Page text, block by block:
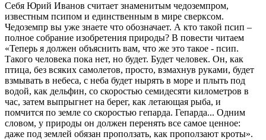
Себя Юрий Иванов считает знаменитым чедоземпром,
известным псипом и единственным в мире сверксом.
Чедоземпр вы уже знаете что обозначает. А кто такой псип –
полное собрание изобретения природы? В повести читаем
«Теперь я должен объяснить вам, что же это такое - псип.
Такого человека пока нет, но будет. Будет человек. Он, как
птица, без всяких самолетов, просто, взмахнув руками, будет
взмывать в небеса, с неба будет нырять в море и плыть под
водой, как дельфин, со скоростью семидесяти километров в
час, затем выпрыгнет на берег, как летающая рыба, и
помчится по земле со скоростью гепарда. Гепарда... Одним
словом, у природы он должен перенять все самое ценное:
даже под землей обязан проползать, как проползают кроты».